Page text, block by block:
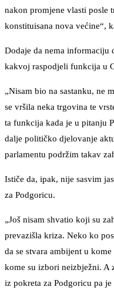
nakon promjene vlasti posle
konstituisana nova većine“,
Dodaje da nema informaciju
kakvoj raspodjeli funkcija u
„Nisam bio na sastanku, ne
se vršila neka trgovina te
ta funkcija kada je u pitanju
dalje političko djelovanje
parlamentu podržim takav
Ističe da, ipak, nije sasvim
za Podgoricu.
„Još nisam shvatio koji su
prevazišla kriza. Neko ko
da se stvara ambijent u
kome su izbori neizbježni. A
iz pokreta za Podgoricu pa